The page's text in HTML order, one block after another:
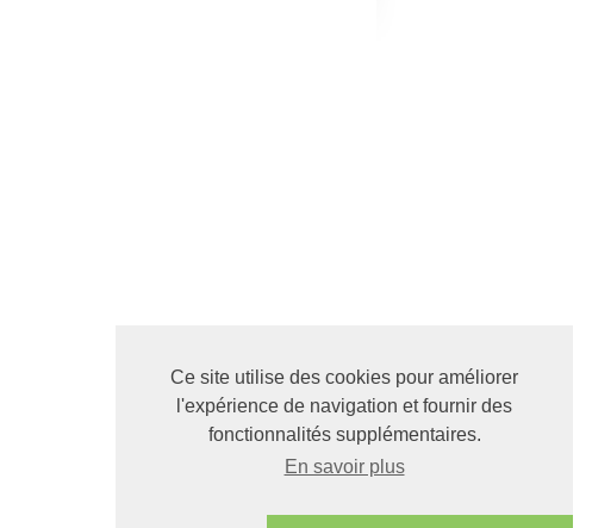
Ce site utilise des cookies pour améliorer
l'expérience de navigation et fournir des
fonctionnalités supplémentaires.
En savoir plus